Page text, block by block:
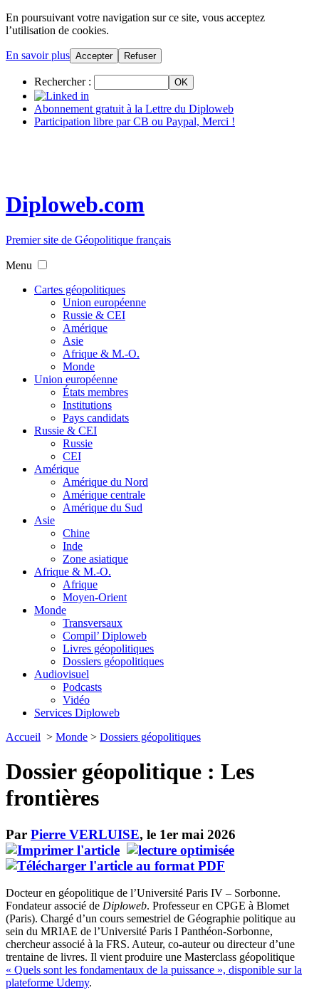
En poursuivant votre navigation sur ce site, vous acceptez
l’utilisation de cookies.
En savoir plus Accepter Refuser
Rechercher :
Abonnement gratuit à la Lettre du Diploweb
Participation libre par CB ou Paypal, Merci !
Diploweb.com
Premier site de Géopolitique français
Menu
Cartes géopolitiques
Union européenne
Russie & CEI
Amérique
Asie
Afrique & M.-O.
Monde
Union européenne
États membres
Institutions
Pays candidats
Russie & CEI
Russie
CEI
Amérique
Amérique du Nord
Amérique centrale
Amérique du Sud
Asie
Chine
Inde
Zone asiatique
Afrique & M.-O.
Afrique
Moyen-Orient
Monde
Transversaux
Compil’ Diploweb
Livres géopolitiques
Dossiers géopolitiques
Audiovisuel
Podcasts
Vidéo
Services Diploweb
Accueil > Monde > Dossiers géopolitiques
Dossier géopolitique : Les
frontières
Par Pierre VERLUISE, le 1er mai 2026
Docteur en géopolitique de l’Université Paris IV – Sorbonne.
Fondateur associé de Diploweb. Professeur en CPGE à Blomet
(Paris). Chargé d’un cours semestriel de Géographie politique au
sein du MRIAE de l’Université Paris I Panthéon-Sorbonne,
chercheur associé à la FRS. Auteur, co-auteur ou directeur d’une
trentaine de livres. Il vient produire une Masterclass géopolitique
« Quels sont les fondamentaux de la puissance », disponible sur la
plateforme Udemy.